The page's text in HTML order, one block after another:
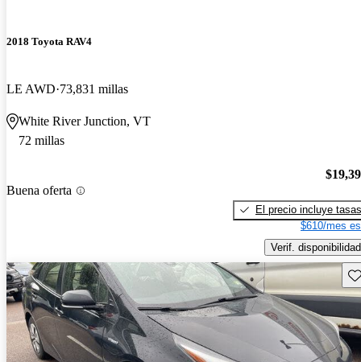
2018 Toyota RAV4
LE AWD 73,831 millas
White River Junction, VT
72 millas
Buena oferta
El precio incluye tasas
$610/mes
Verif. disponibilidad